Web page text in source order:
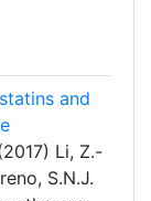
and
Li, Z.-
S.N.J.